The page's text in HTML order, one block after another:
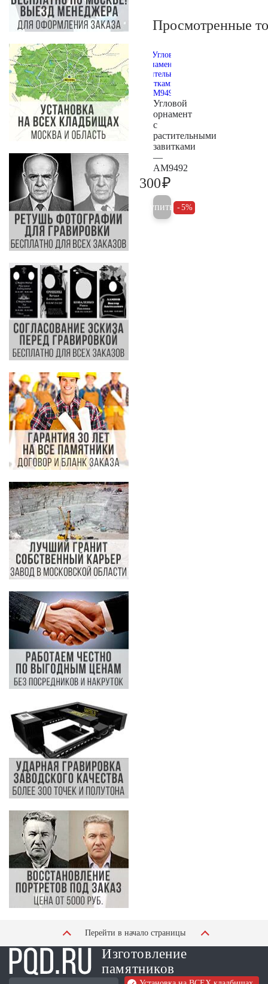
Просмотренные
Угловой
орнамент
с
растительными
завитками
—
AM9492
300₽
Купить 5%
Перейти в начало страницы
Изготовление
памятников